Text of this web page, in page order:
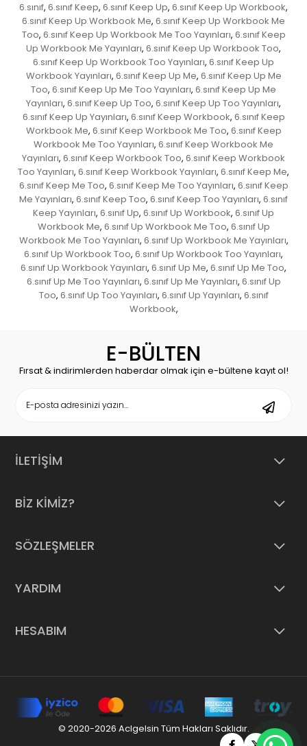
6.sınıf, 6.sınıf Keep, 6.sınıf Keep Up, 6.sınıf Keep Up Workbook,
6.sınıf Keep Up Workbook Me, 6.sınıf Keep Up Workbook Me
Too, 6.sınıf Keep Up Workbook Me Too Yayınları, 6.sınıf Keep
Up Workbook Me Yayınları, 6.sınıf Keep Up Workbook Too,
6.sınıf Keep Up Workbook Too Yayınları, 6.sınıf Keep Up
Workbook Yayınları, 6.sınıf Keep Up Me, 6.sınıf Keep Up Me
Too, 6.sınıf Keep Up Me Too Yayınları, 6.sınıf Keep Up Me
Yayınları, 6.sınıf Keep Up Too, 6.sınıf Keep Up Too Yayınları,
6.sınıf Keep Up Yayınları, 6.sınıf Keep Workbook, 6.sınıf Keep
Workbook Me, 6.sınıf Keep Workbook Me Too, 6.sınıf Keep
Workbook Me Too Yayınları, 6.sınıf Keep Workbook Me
Yayınları, 6.sınıf Keep Workbook Too, 6.sınıf Keep Workbook
Too Yayınları, 6.sınıf Keep Workbook Yayınları, 6.sınıf Keep Me,
6.sınıf Keep Me Too, 6.sınıf Keep Me Too Yayınları, 6.sınıf Keep
Me Yayınları, 6.sınıf Keep Too, 6.sınıf Keep Too Yayınları, 6.sınıf
Keep Yayınları, 6.sınıf Up, 6.sınıf Up Workbook, 6.sınıf Up
Workbook Me, 6.sınıf Up Workbook Me Too, 6.sınıf Up
Workbook Me Too Yayınları, 6.sınıf Up Workbook Me Yayınları,
6.sınıf Up Workbook Too, 6.sınıf Up Workbook Too Yayınları,
6.sınıf Up Workbook Yayınları, 6.sınıf Up Me, 6.sınıf Up Me Too,
6.sınıf Up Me Too Yayınları, 6.sınıf Up Me Yayınları, 6.sınıf Up
Too, 6.sınıf Up Too Yayınları, 6.sınıf Up Yayınları, 6.sınıf
Workbook,
E-BÜLTEN
Fırsat & indirimlerden haberdar olmak için e-bültene kayıt ol!
İLETİŞİM
BİZ KİMİZ?
SÖZLEŞMELER
YARDIM
HESABIM
© 2020-2026 Aclgelsin Tüm Hakları Saklıdır.